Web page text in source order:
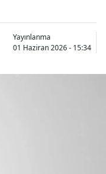
Yayınlanma
01 Haziran 2026 - 15:34